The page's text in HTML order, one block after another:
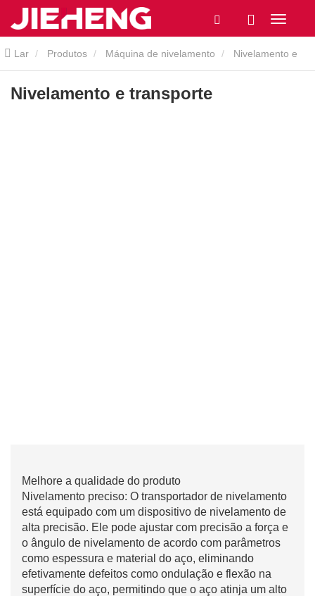
Lar Produtos Máquina de nivelamento
transporte
Nivelamento e transporte
Melhore a qualidade do produto
Nivelamento preciso: O transportador de nivelamento
está equipado com um dispositivo de nivelamento de
alta precisão. Ele pode ajustar com precisão a força e
o ângulo de nivelamento de acordo com parâmetros
como espessura e material do aço, eliminando
efetivamente defeitos como ondulação e flexão na
superfície do aço, permitindo que o aço atinja um alto